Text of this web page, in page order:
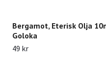
Bergamot, Eterisk Olja
Goloka
49 kr